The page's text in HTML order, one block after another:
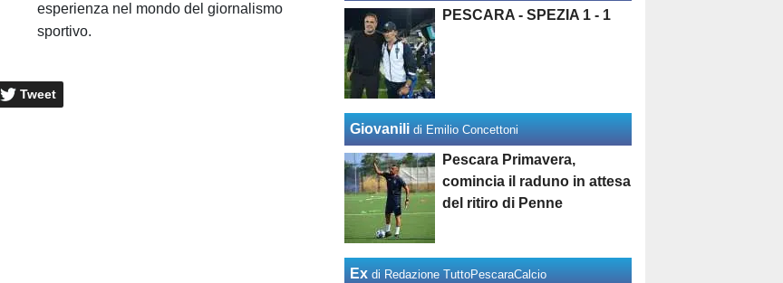
esperienza nel mondo del giornalismo
sportivo.
Tweet
PESCARA - SPEZIA 1 - 1
Giovanili di Emilio Concettoni
Pescara Primavera,
comincia il raduno in attesa
del ritiro di Penne
Ex di Redazione TuttoPescaraCalcio